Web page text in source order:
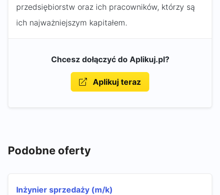
przedsiębiorstw oraz ich pracowników, którzy są
ich najważniejszym kapitałem.
Chcesz dołączyć do Aplikuj.pl?
Aplikuj teraz
Podobne oferty
Inżynier sprzedaży (m/k)